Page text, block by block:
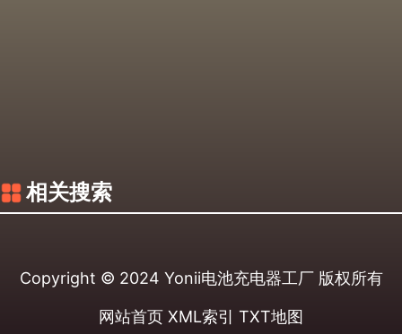
相关搜索
Copyright © 2024 Yonii电池充电器工厂版权所有
网站首页 XML索引 TXT地图